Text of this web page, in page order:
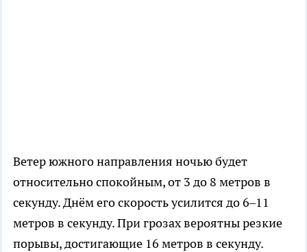
Ветер южного направления ночью будет
относительно спокойным, от 3 до 8 метров в
секунду. Днём его скорость усилится до 6–11
метров в секунду. При грозах вероятны резкие
порывы, достигающие 16 метров в секунду.